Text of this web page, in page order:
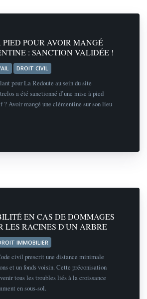
POUR AVOIR MANGÉ
: SANCTION VALIDÉE !
DROIT CIVIL
pour La Redoute au sein du site
a été sanctionné d’une mise à pied
? Avoir mangé une clémentine sur son lieu
EN CAS DE DOMMAGES
LES RACINES D'UN ARBRE
IMMOBILIER
civil prescrit une distance minimale
et un fonds voisin. Cette préconisation
tous les troubles liés à la croissance
en sous-sol.